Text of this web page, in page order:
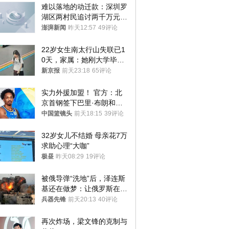
难以落地的动迁款：深圳罗
湖区两村民追讨两千万元动
迁款八年未果
澎湃新闻 昨天12:57 49评论
22岁女生南太行山失联已1
0天，家属：她刚大学毕业
想到山里旅行
新京报 前天23:18 65评论
实力外援加盟！ 官方：北
京首钢签下巴里·布朗和桑
普森
中国篮镜头 前天18:15 39评论
32岁女儿不结婚 母亲花7万
求助心理“大咖”
极昼 昨天08:29 19评论
被俄导弹“洗地”后，泽连斯
基还在做梦：让俄罗斯在冬
季前求和？
兵器先锋 前天20:13 40评论
再次炸场，梁文锋的克制与